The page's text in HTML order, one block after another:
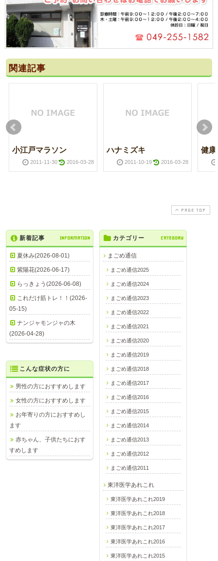
関連記事
小江戸マラソン
2011-11-30 2016-03-28
ハナミズキ
2011-10-19 2016-03-28
健
PAGE TOP
新着記事 INFORMATION
夏休み(2026-08-01)
紫陽花(2026-06-17)
らっきょう(2026-06-08)
これだけ筋トレ！！(2026-
05-15)
ナンジャモンジャの木
(2026-04-28)
カテゴリー CATEGORY
まごめ通信
まごめ通信2025
まごめ通信2024
まごめ通信2023
まごめ通信2022
まごめ通信2021
まごめ通信2020
まごめ通信2019
まごめ通信2018
まごめ通信2017
まごめ通信2016
まごめ通信2015
まごめ通信2014
まごめ通信2013
まごめ通信2012
まごめ通信2011
東洋医学あれこれ
東洋医学あれこれ2019
東洋医学あれこれ2018
東洋医学あれこれ2017
東洋医学あれこれ2016
東洋医学あれこれ2015
こんな症状の方に
男性の方におすすめします
女性の方におすすめします
お年寄りの方におすすめし
ます
赤ちゃん、子供たちにおす
すめします